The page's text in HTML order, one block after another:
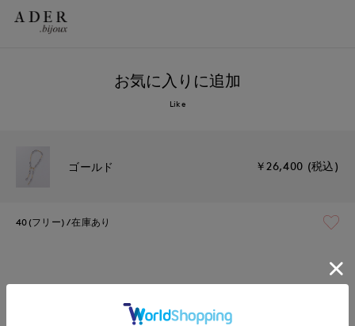
お気に入りに追加
Like
ゴールド ￥26,400 (税込)
40(フリー) 在庫あり